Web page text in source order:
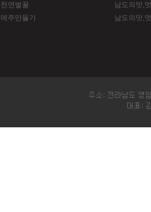
천연벌꿀
메주만들기
남도의맛,
남도의맛,